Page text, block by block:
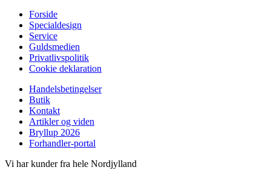
Forside
Specialdesign
Service
Guldsmedien
Privatlivspolitik
Cookie deklaration
Handelsbetingelser
Butik
Kontakt
Artikler og viden
Bryllup 2026
Forhandler-portal
Vi har kunder fra hele Nordjylland